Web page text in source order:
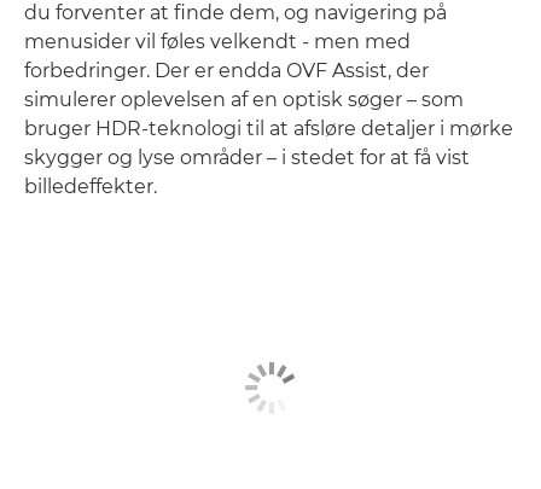
du forventer at finde dem, og navigering på
menusider vil føles velkendt - men med
forbedringer. Der er endda OVF Assist, der
simulerer oplevelsen af en optisk søger – som
bruger HDR-teknologi til at afsløre detaljer i mørke
skygger og lyse områder – i stedet for at få vist
billedeffekter.